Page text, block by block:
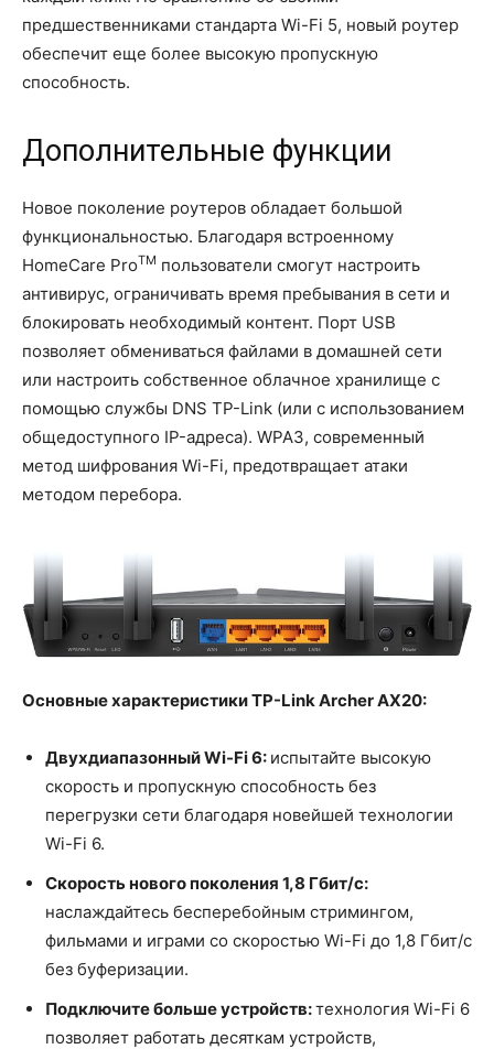
предшественниками стандарта Wi-Fi 5, новый роутер
обеспечит еще более высокую пропускную
способность.
Дополнительные функции
Новое поколение роутеров обладает большой
функциональностью. Благодаря встроенному
HomeCare ProTM пользователи смогут настроить
антивирус, ограничивать время пребывания в сети и
блокировать необходимый контент. Порт USB
позволяет обмениваться файлами в домашней сети
или настроить собственное облачное хранилище с
помощью службы DNS TP-Link (или с использованием
общедоступного IP-адреса). WPA3, современный
метод шифрования Wi-Fi, предотвращает атаки
методом перебора.
Основные характеристики TP-Link Archer AX20:
Двухдиапазонный Wi-Fi 6: испытайте высокую
скорость и пропускную способность без
перегрузки сети благодаря новейшей технологии
Wi-Fi 6.
Скорость нового поколения 1,8 Гбит/с:
наслаждайтесь бесперебойным стримингом,
фильмами и играми со скоростью Wi-Fi до 1,8 Гбит/с
без буферизации.
Подключите больше устройств:технология Wi-Fi 6
позволяет работать десяткам устройств,